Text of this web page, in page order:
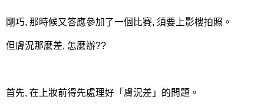
剛巧, 那時候又答應參加了一個比賽, 須要上影樓拍照。
但膚況那麼差, 怎麼辦??
首先, 在上妝前得先處理好「膚況差」的問題。